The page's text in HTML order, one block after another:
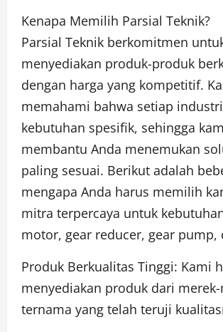
Kenapa Memilih Parsial Teknik?
Parsial Teknik berkomitmen
menyediakan produk-produk
dengan harga yang kompetitif.
memahami bahwa setiap
kebutuhan spesifik, sehingga
membantu Anda menemukan
paling sesuai. Berikut adalah
mengapa Anda harus memilih
mitra terpercaya untuk
motor, gear reducer, gear pump,
Produk Berkualitas Tinggi: Kami
menyediakan produk dari
ternama yang telah teruji